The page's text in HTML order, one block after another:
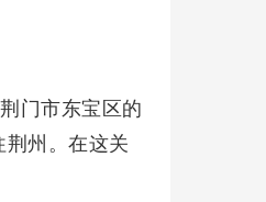
门市东宝区的
州。在这关